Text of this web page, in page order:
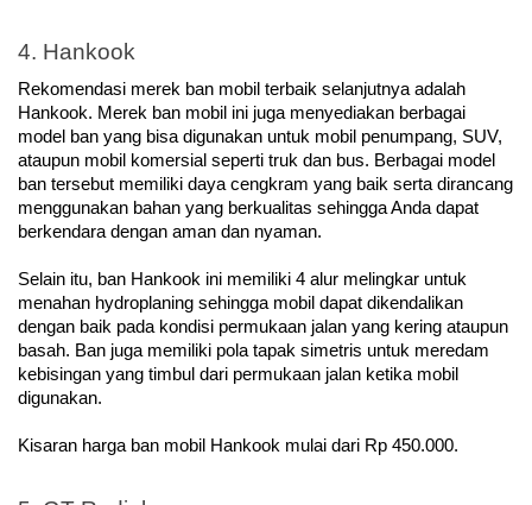
4. Hankook
Rekomendasi merek ban mobil terbaik selanjutnya adalah
Hankook. Merek ban mobil ini juga menyediakan berbagai
model ban yang bisa digunakan untuk mobil penumpang, SUV,
ataupun mobil komersial seperti truk dan bus. Berbagai model
ban tersebut memiliki daya cengkram yang baik serta dirancang
menggunakan bahan yang berkualitas sehingga Anda dapat
berkendara dengan aman dan nyaman.
Selain itu, ban Hankook ini memiliki 4 alur melingkar untuk
menahan hydroplaning sehingga mobil dapat dikendalikan
dengan baik pada kondisi permukaan jalan yang kering ataupun
basah. Ban juga memiliki pola tapak simetris untuk meredam
kebisingan yang timbul dari permukaan jalan ketika mobil
digunakan.
Kisaran harga ban mobil Hankook mulai dari Rp 450.000.